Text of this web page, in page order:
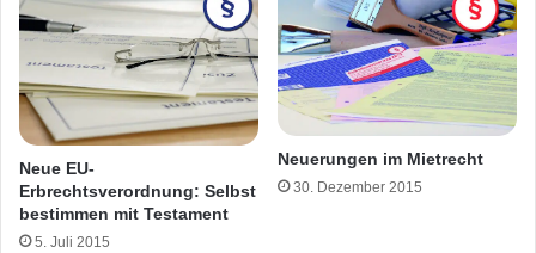
Neue EU-
Erbrechtsverordnung: Selbst
bestimmen mit Testament
5. Juli 2015
Neuerungen im Mietrecht
30. Dezember 2015